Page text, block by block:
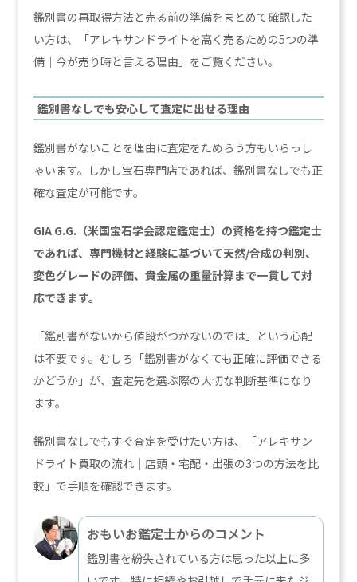
鑑別書の再取得方法と売る前の準備をまとめて確認した
い方は、「アレキサンドライトを高く売るための5つの準
備｜今が売り時と言える理由」をご覧ください。
鑑別書なしでも安心して査定に出せる理由
鑑別書がないことを理由に査定をためらう方もいらっし
ゃいます。しかし宝石専門店であれば、鑑別書なしでも正
確な査定が可能です。
GIA G.G.（米国宝石学会認定鑑定士）の資格を持つ鑑定士
であれば、専門機材と経験に基づいて天然/合成の判別、
変色グレードの評価、貴金属の重量計算まで一貫して対
応できます。
「鑑別書がないから値段がつかないのでは」という心配
は不要です。むしろ「鑑別書がなくても正確に評価できる
かどうか」が、査定先を選ぶ際の大切な判断基準になり
ます。
鑑別書なしでもすぐ査定を受けたい方は、「アレキサン
ドライト買取の流れ｜店頭・宅配・出張の3つの方法を比
較」で手順を確認できます。
おもいお鑑定士からのコメント
鑑別書を紛失されている方は思った以上に多